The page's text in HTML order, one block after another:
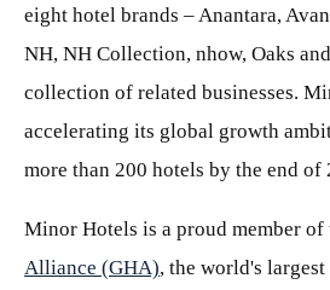
eight hotel brands – Anantara,
NH, NH Collection, nhow, Oaks
collection of related businesses.
accelerating its global growth
more than 200 hotels by the end of
Minor Hotels is a proud member of
Alliance (GHA), the world's